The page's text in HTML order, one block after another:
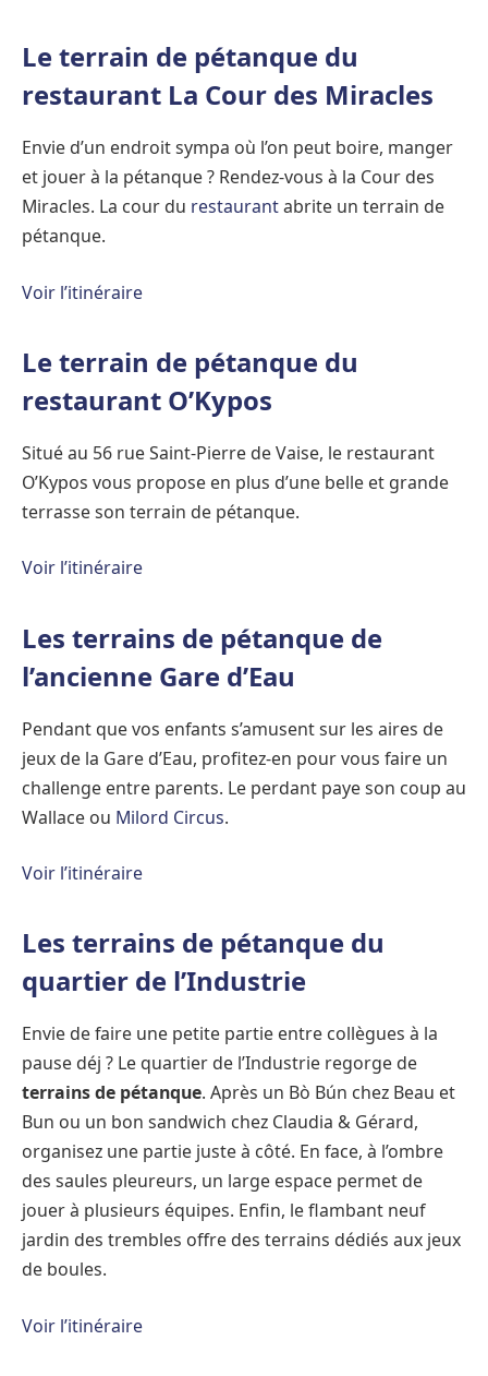
Le terrain de pétanque du
restaurant La Cour des Miracles
Envie d’un endroit sympa où l’on peut boire, manger
et jouer à la pétanque ? Rendez-vous à la Cour des
Miracles. La cour du restaurantabrite un terrain de
pétanque.
Voir l’itinéraire
Le terrain de pétanque du
restaurant O’Kypos
Situé au 56 rue Saint-Pierre de Vaise, le restaurant
O’Kypos vous propose en plus d’une belle et grande
terrasse son terrain de pétanque.
Voir l’itinéraire
Les terrains de pétanque de
l’ancienne Gare d’Eau
Pendant que vos enfants s’amusent sur les aires de
jeux de la Gare d’Eau, profitez-en pour vous faire un
challenge entre parents. Le perdant paye son coup au
Wallace ou Milord Circus.
Voir l’itinéraire
Les terrains de pétanque du
quartier de l’Industrie
Envie de faire une petite partie entre collègues à la
pause déj ? Le quartier de l’Industrie regorge de
terrains de pétanque. Après un Bò Bún chez Beau et
Bun ou un bon sandwich chez Claudia & Gérard,
organisez une partie juste à côté. En face, à l’ombre
des saules pleureurs, un large espace permet de
jouer à plusieurs équipes. Enfin, le flambant neuf
jardin des trembles offre des terrains dédiés aux jeux
de boules.
Voir l’itinéraire